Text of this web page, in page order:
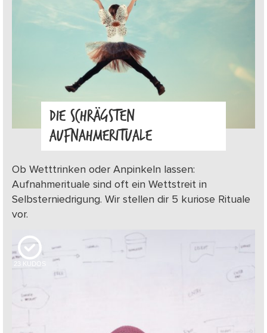
DIE SCHRÄGSTEN
AUFNAHMERITUALE
Ob Wetttrinken oder Anpinkeln lassen:
Aufnahmerituale sind oft ein Wettstreit in
Selbsterniedrigung. Wir stellen dir 5 kuriose Rituale
vor.
23 KUDOS